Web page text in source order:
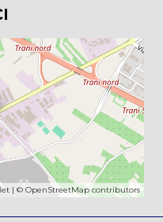
| © OpenStreetMapcontributors